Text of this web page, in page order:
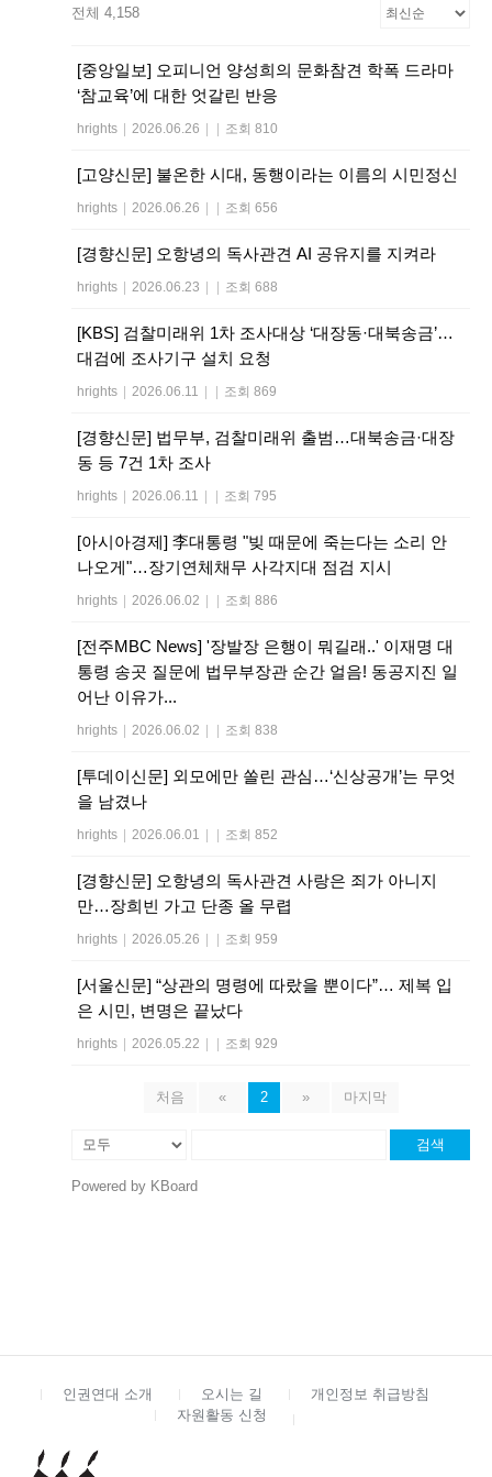
전체 4,158
[중앙일보] 오피니언 양성희의 문화참견 학폭 드라마
‘참교육’에 대한 엇갈린 반응
hrights 2026.06.26 조회 810
[고양신문] 불온한 시대, 동행이라는 이름의 시민정신
hrights 2026.06.26 조회 656
[경향신문] 오항녕의 독사관견 AI 공유지를 지켜라
hrights 2026.06.23 조회 688
[KBS] 검찰미래위 1차 조사대상 ‘대장동·대북송금’…
대검에 조사기구 설치 요청
hrights 2026.06.11 조회 869
[경향신문] 법무부, 검찰미래위 출범…대북송금·대장
동 등 7건 1차 조사
hrights 2026.06.11 조회 795
[아시아경제] 李대통령 "빚 때문에 죽는다는 소리 안
나오게"…장기연체채무 사각지대 점검 지시
hrights 2026.06.02 조회 886
[전주MBC News] '장발장 은행이 뭐길래..' 이재명 대
통령 송곳 질문에 법무부장관 순간 얼음! 동공지진 일
어난 이유가...
hrights 2026.06.02 조회 838
[투데이신문] 외모에만 쏠린 관심…‘신상공개’는 무엇
을 남겼나
hrights 2026.06.01 조회 852
[경향신문] 오항녕의 독사관견 사랑은 죄가 아니지
만…장희빈 가고 단종 올 무렵
hrights 2026.05.26 조회 959
[서울신문] “상관의 명령에 따랐을 뿐이다”… 제복 입
은 시민, 변명은 끝났다
hrights 2026.05.22 조회 929
처음 « 2 » 마지막
검색
Powered by KBoard
인권연대 소개 오시는 길
개인정보 취급방침
자원활동 신청